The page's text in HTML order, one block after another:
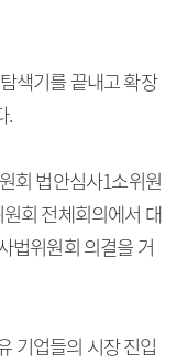
색기를 끝내고 확장
.
회 법안심사1소위원
회 전체회의에서 대
법위원회 의결을 거
기업들의 시장 진입